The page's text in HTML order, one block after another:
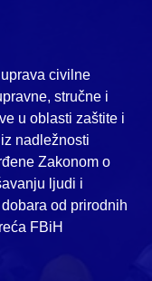
civilne
stručne i
u oblasti zaštite i
nadležnosti
Zakonom o
ljudi i
od prirodnih
FBiH